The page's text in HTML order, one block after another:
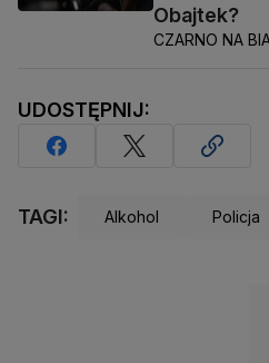
Obajtek?
CZARNO NA
UDOSTĘPNIJ:
TAGI: Alkohol Policja